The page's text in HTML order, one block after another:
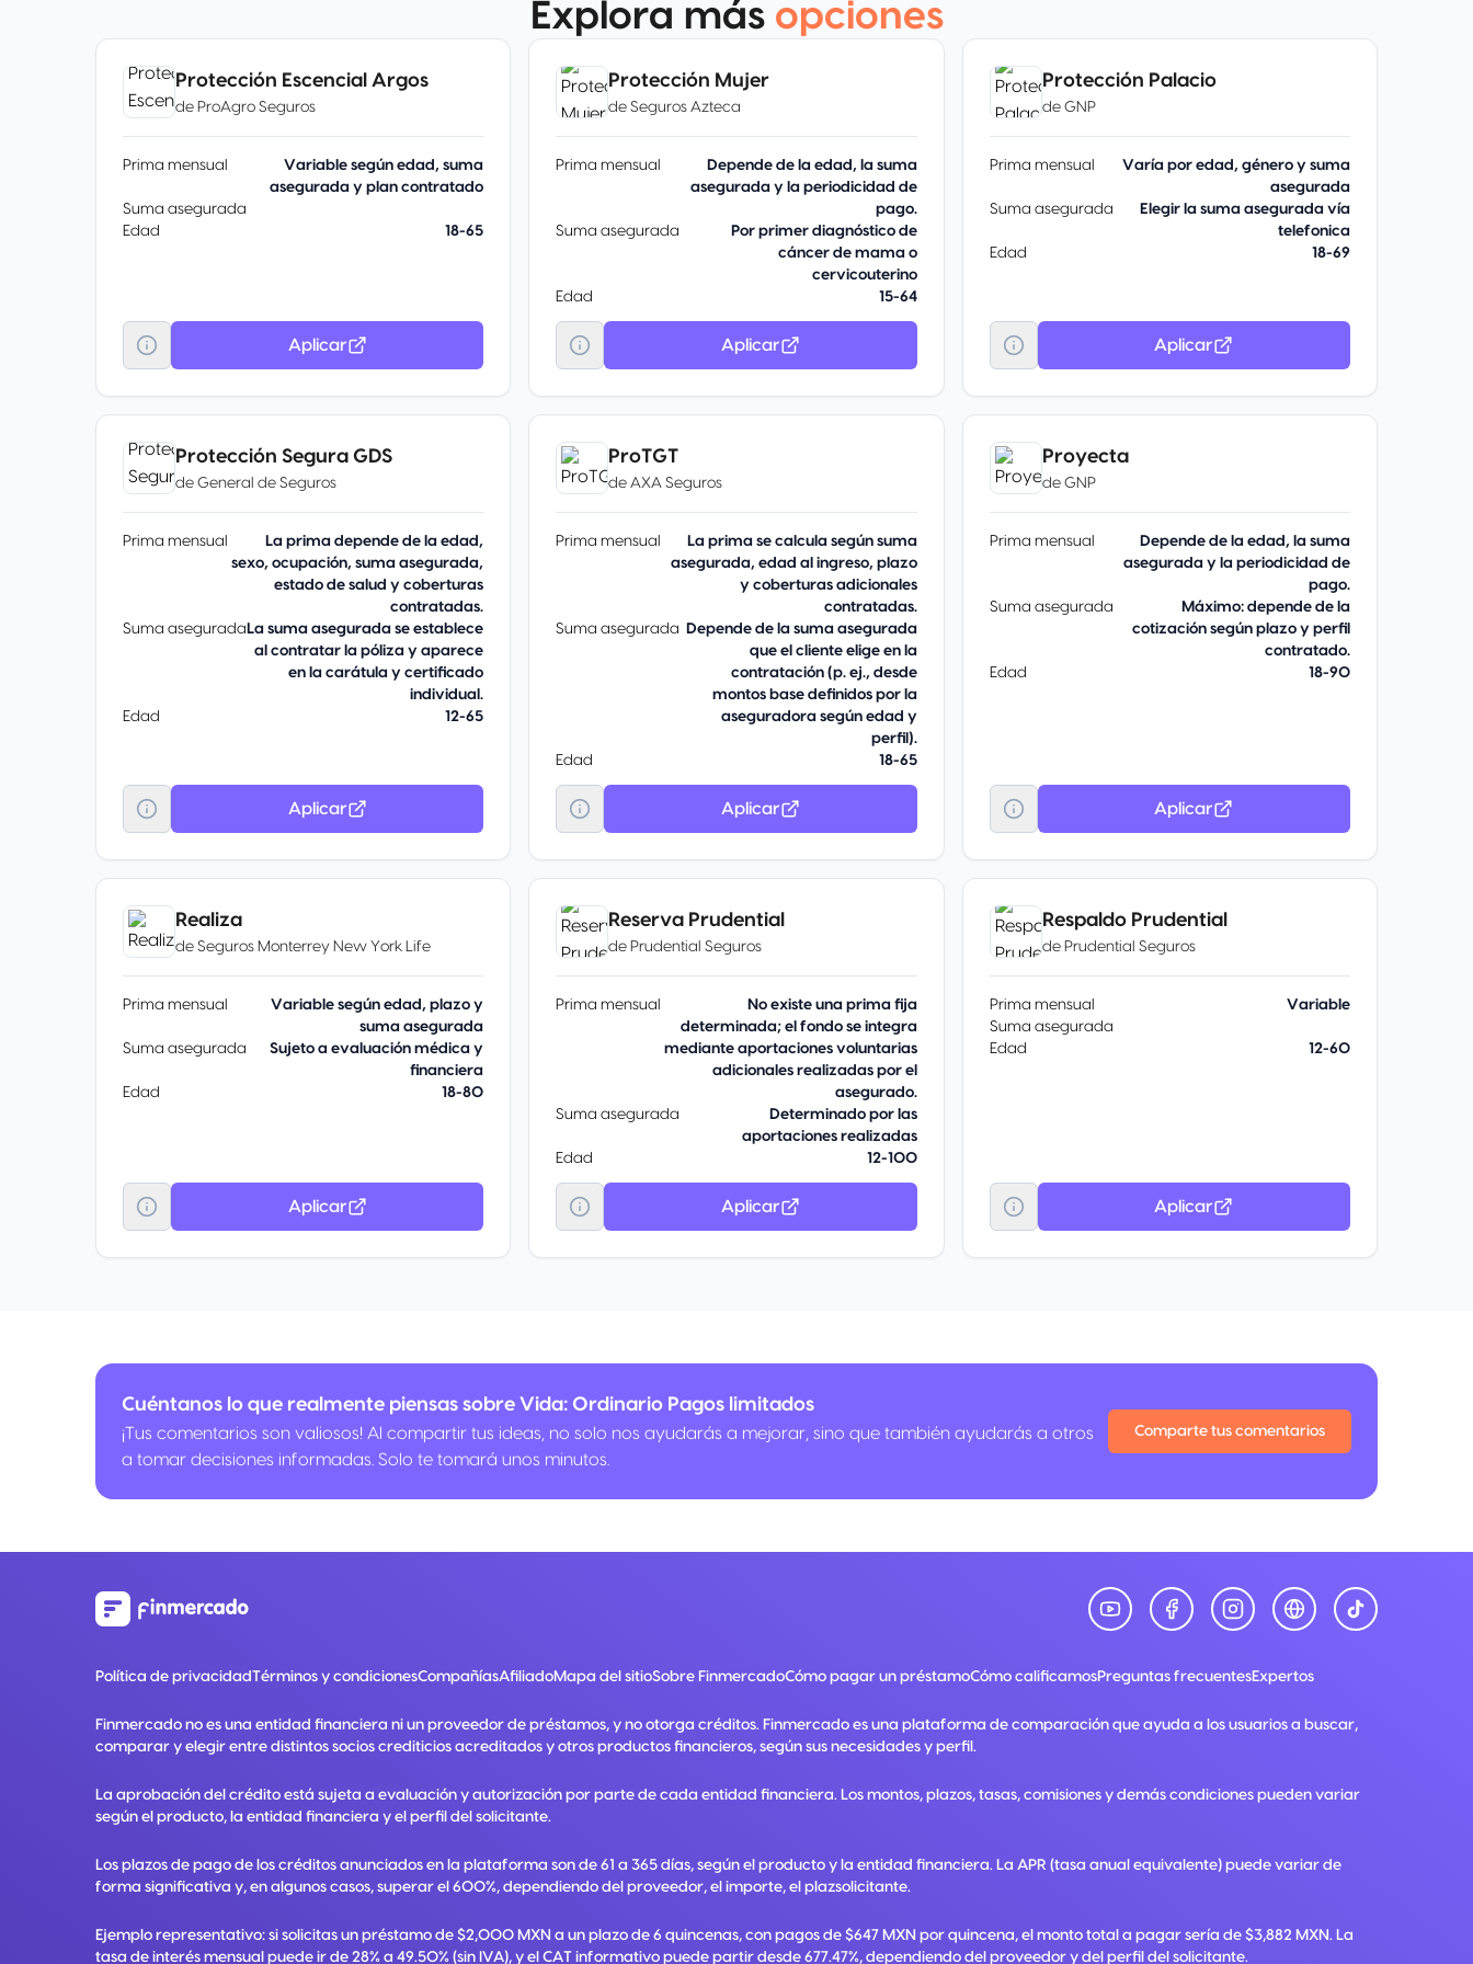
Explora más opciones
Protección Escencial Argos
de ProAgro Seguros
Prima mensual
Variable según edad, suma
asegurada y plan contratado
Suma asegurada
Edad
18-65
Aplicar
Protección Mujer
de Seguros Azteca
Prima mensual
Depende de la edad, la suma
asegurada y la periodicidad de
pago.
Suma asegurada
Por primer diagnóstico de
cáncer de mama o
cervicouterino
Edad
15-64
Aplicar
Protección Palacio
de GNP
Prima mensual
Varía por edad, género y suma
asegurada
Suma asegurada
Elegir la suma asegurada vía
telefonica
Edad
18-69
Aplicar
Protección Segura GDS
de General de Seguros
Prima mensual
La prima depende de la edad,
sexo, ocupación, suma asegurada,
estado de salud y coberturas
contratadas.
Suma asegurada La suma asegurada se establece
al contratar la póliza y aparece
en la carátula y certificado
individual.
Edad
12-65
Aplicar
ProTGT
de AXA Seguros
Prima mensual
La prima se calcula según suma
asegurada, edad al ingreso, plazo
y coberturas adicionales
contratadas.
Suma asegurada
Depende de la suma asegurada
que el cliente elige en la
contratación (p. ej., desde
montos base definidos por la
aseguradora según edad y
perfil).
Edad
18-65
Aplicar
Proyecta
de GNP
Prima mensual
Depende de la edad, la suma
asegurada y la periodicidad de
pago.
Suma asegurada
Máximo: depende de la
cotización según plazo y perfil
contratado.
Edad
18-90
Aplicar
Realiza
de Seguros Monterrey New York Life
Prima mensual
Variable según edad, plazo y
suma asegurada
Suma asegurada
Sujeto a evaluación médica y
financiera
Edad
18-80
Aplicar
Reserva Prudential
de Prudential Seguros
Prima mensual
No existe una prima fija
determinada; el fondo se integra
mediante aportaciones voluntarias
adicionales realizadas por el
asegurado.
Suma asegurada
Determinado por las
aportaciones realizadas
Edad
12-100
Aplicar
Respaldo Prudential
de Prudential Seguros
Prima mensual
Variable
Suma asegurada
Edad
12-60
Aplicar
Cuéntanos lo que realmente piensas sobre Vida: Ordinario Pagos limitados
¡Tus comentarios son valiosos! Al compartir tus ideas, no solo nos ayudarás a mejorar, sino que también ayudarás a otros
a tomar decisiones informadas. Solo te tomará unos minutos.
Comparte tus comentarios
Política de privacidadTérminos y condicionesCompañíasAfiliadoMapa del sitioSobre FinmercadoCómo pagar un préstamoCómo calificamosPreguntas frecuentesExpertos
Finmercado no es una entidad financiera ni un proveedor de préstamos, y no otorga créditos. Finmercado es una plataforma de comparación que ayuda a los usuarios a buscar,
comparar y elegir entre distintos socios crediticios acreditados y otros productos financieros, según sus necesidades y perfil.
La aprobación del crédito está sujeta a evaluación y autorización por parte de cada entidad financiera. Los montos, plazos, tasas, comisiones y demás condiciones pueden variar
según el producto, la entidad financiera y el perfil del solicitante.
Los plazos de pago de los créditos anunciados en la plataforma son de 61 a 365 días, según el producto y la entidad financiera. La APR (tasa anual equivalente) puede variar de
forma significativa y, en algunos casos, superar el 600%, dependiendo del proveedor, el importe, el plazsolicitante.
Ejemplo representativo: si solicitas un préstamo de $2,000 MXN a un plazo de 6 quincenas, con pagos de $647 MXN por quincena, el monto total a pagar sería de $3,882 MXN. La
tasa de interés mensual puede ir de 28% a 49.50% (sin IVA), y el CAT informativo puede partir desde 677.47%, dependiendo del proveedor y del perfil del solicitante.